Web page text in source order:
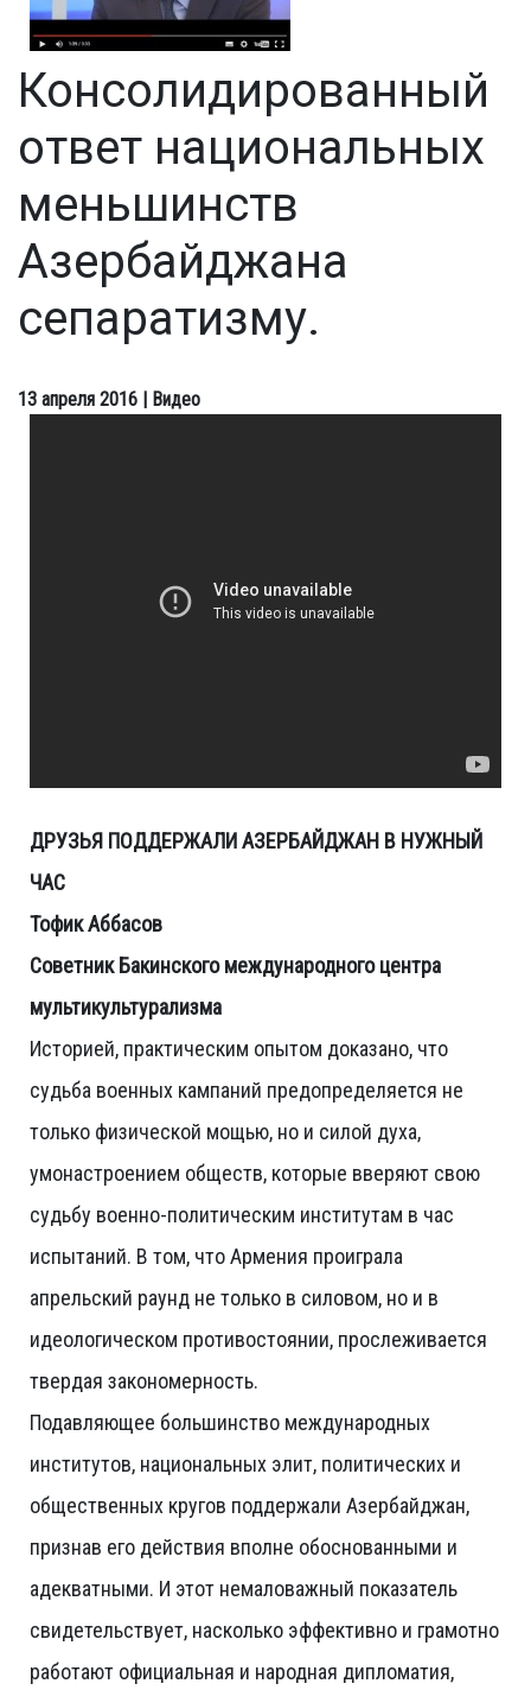
Консолидированный
ответ национальных
меньшинств
Азербайджана
сепаратизму.
13 апреля 2016 | Видео
ДРУЗЬЯ ПОДДЕРЖАЛИ АЗЕРБАЙДЖАН В НУЖНЫЙ
ЧАС
Тофик Аббасов
Советник Бакинского международного центра
мультикультурализма
Историей, практическим опытом доказано, что
судьба военных кампаний предопределяется не
только физической мощью, но и силой духа,
умонастроением обществ, которые вверяют свою
судьбу военно-политическим институтам в час
испытаний. В том, что Армения проиграла
апрельский раунд не только в силовом, но и в
идеологическом противостоянии, прослеживается
твердая закономерность.
Подавляющее большинство международных
институтов, национальных элит, политических и
общественных кругов поддержали Азербайджан,
признав его действия вполне обоснованными и
адекватными. И этот немаловажный показатель
свидетельствует, насколько эффективно и грамотно
работают официальная и народная дипломатия,